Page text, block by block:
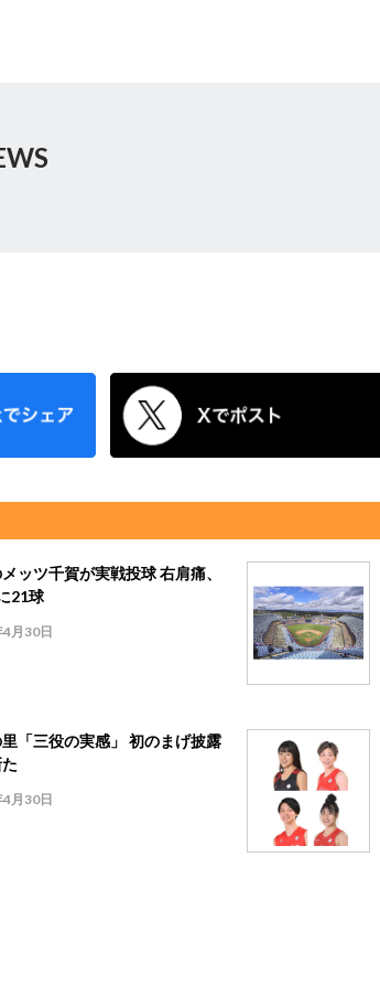
ッツ千賀が実戦投球 右肩痛、
21球
月30日
「三役の実感」 初のまげ披露
月30日